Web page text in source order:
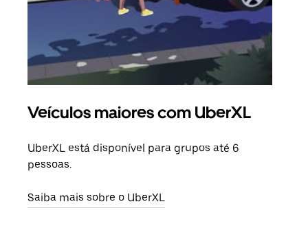
Veículos maiores com UberXL
UberXL está disponível para grupos até 6
pessoas.
Saiba mais sobre o UberXL